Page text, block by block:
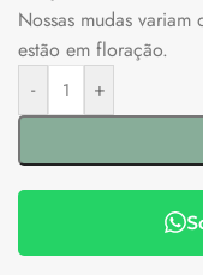
Nossas mudas
estão em floração.
-
+